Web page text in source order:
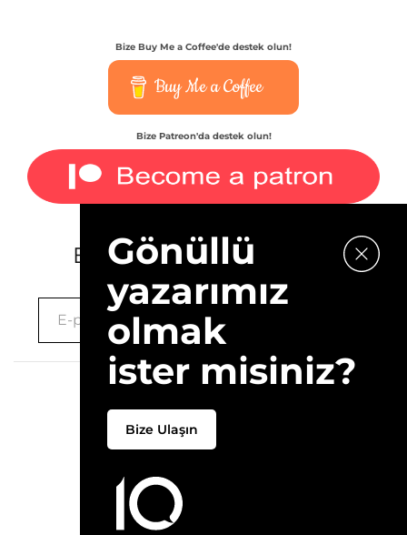
Bize Buy Me a Coffee'de destek olun!
Buy Me a Coffee
Bize Patreon'da destek olun!
E-bültenimize kaydolun.
Hakkımızda
Gönüllü
yazarımız
olmak
ister misiniz?
Bize Ulaşın